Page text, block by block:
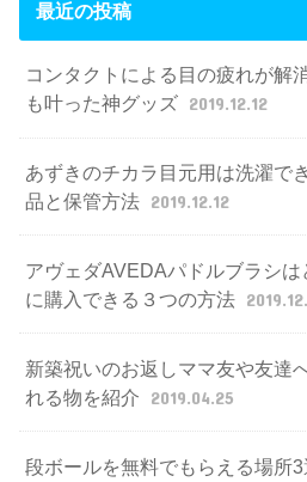
最近の投稿
コンタクトによる目の疲れが解
も叶った神グッズ 2019.12.12
あずきのチカラ目元用は洗濯で
品と保管方法 2019.12.12
アヴェダAVEDAパドルブラシ
に購入できる３つの方法
新築祝いのお返しママ友や友達
れる物を紹介
2019.04.25
段ボールを無料でもらえる場所